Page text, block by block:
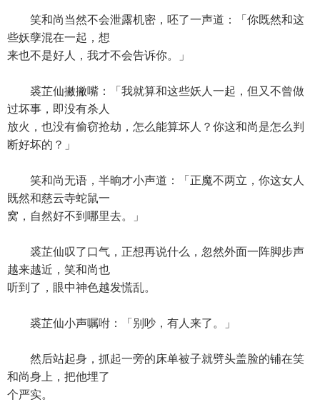
笑和尚当然不会泄露机密，呸了一声道：「你既然和这
些妖孽混在一起，想
来也不是好人，我才不会告诉你。」
裘芷仙撇撇嘴：「我就算和这些妖人一起，但又不曾做
过坏事，即没有杀人
放火，也没有偷窃抢劫，怎么能算坏人？你这和尚是怎么判
断好坏的？」
笑和尚无语，半晌才小声道：「正魔不两立，你这女人
既然和慈云寺蛇鼠一
窝，自然好不到哪里去。」
裘芷仙叹了口气，正想再说什么，忽然外面一阵脚步声
越来越近，笑和尚也
听到了，眼中神色越发慌乱。
裘芷仙小声嘱咐：「别吵，有人来了。」
然后站起身，抓起一旁的床单被子就劈头盖脸的铺在笑
和尚身上，把他埋了
个严实。